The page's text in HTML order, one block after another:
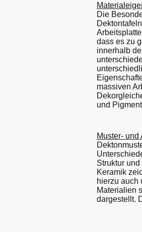
Die
dass es zu
innerhalb
massiven
und
Muster-
Struktur
Keramik
hierzu auch
Materialien
dargestellt.